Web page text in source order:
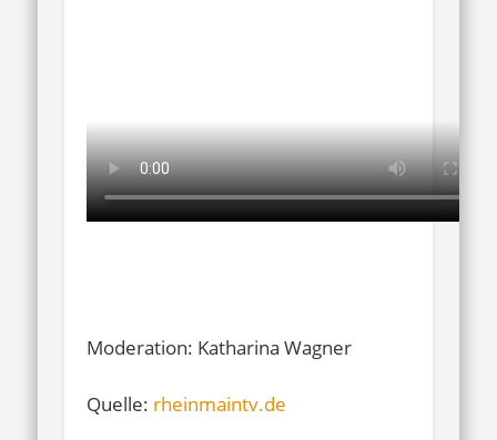
Moderation: Katharina Wagner
Quelle: rheinmaintv.de